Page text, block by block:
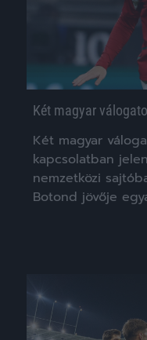
Két magyar
Két magyar
kapcsolatban
nemzetközi
Botond jövője